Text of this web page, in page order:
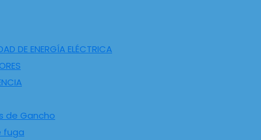
DE ENERGÍA ELÉCTRICA
de Gancho
fuga